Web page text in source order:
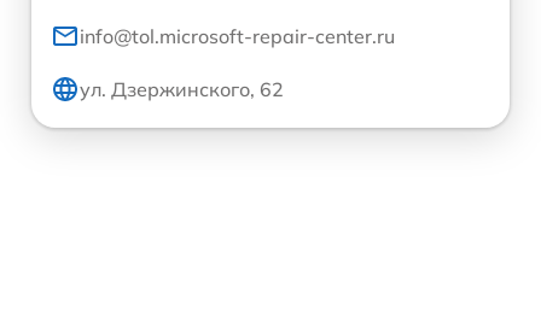
info@tol.microsoft-repair-center.ru
ул. Дзержинского, 62